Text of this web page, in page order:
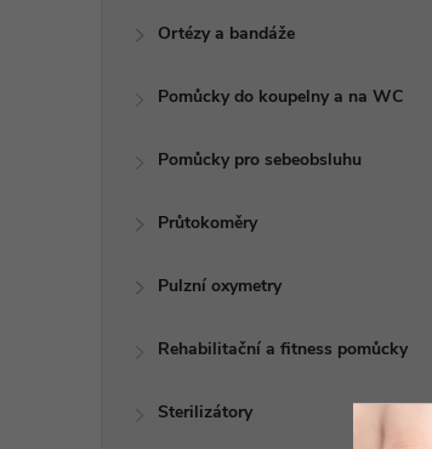
Ortézy a bandáže
Pomůcky do koupelny a na WC
Pomůcky pro sebeobsluhu
Průtokoměry
Pulzní oxymetry
Rehabilitační a fitness pomůcky
Sterilizátory